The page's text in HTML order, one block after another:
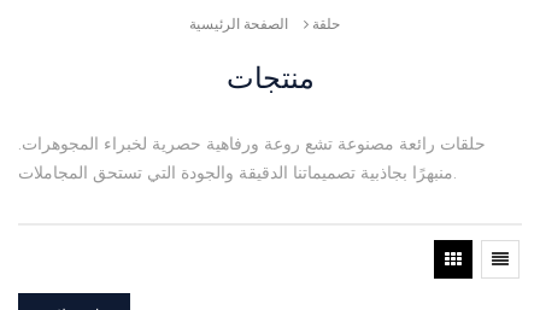
الصفحة الرئيسية حلقة
منتجات
حلقات رائعة مصنوعة تشع روعة ورفاهية حصرية لخبراء المجوهرات.
منبهرًا بجاذبية تصميماتنا الدقيقة والجودة التي تستحق المجاملات.